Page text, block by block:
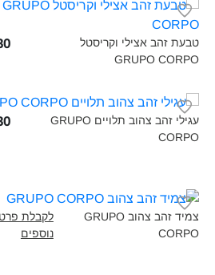
טבעת זהב אצילי וקריסטל
GRUPO CORPO‎
עגילי זהב צהוב תלויים GRUPO
CORPO‎
צמיד זהב צהוב GRUPO
CORPO‎
לקבלת
נוספים